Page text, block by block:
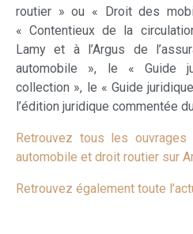
routier » ou « Droit des
« Contentieux de la
Lamy et à l’Argus de
automobile », le « Guide
collection », le « Guide
l’édition juridique commentée
Retrouvez tous les
automobile et droit routier sur
Retrouvez également toute